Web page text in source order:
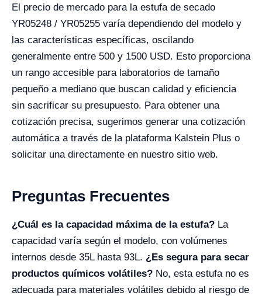
El precio de mercado para la estufa de secado
YR05248 / YR05255 varía dependiendo del modelo y
las características específicas, oscilando
generalmente entre 500 y 1500 USD. Esto proporciona
un rango accesible para laboratorios de tamaño
pequeño a mediano que buscan calidad y eficiencia
sin sacrificar su presupuesto. Para obtener una
cotización precisa, sugerimos generar una cotización
automática a través de la plataforma Kalstein Plus o
solicitar una directamente en nuestro sitio web.
Preguntas Frecuentes
¿Cuál es la capacidad máxima de la estufa? La
capacidad varía según el modelo, con volúmenes
internos desde 35L hasta 93L. ¿Es segura para secar
productos químicos volátiles? No, esta estufa no es
adecuada para materiales volátiles debido al riesgo de